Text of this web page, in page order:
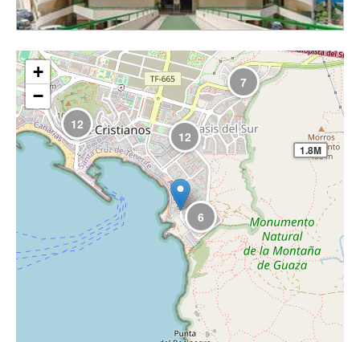
1.8M
12
6
12
7
+
−